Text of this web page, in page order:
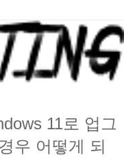
11로 업그
우 어떻게 되